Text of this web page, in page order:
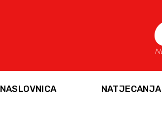
NASLOVNICA NATJECANJA